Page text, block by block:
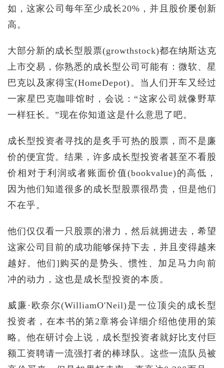
如，这家公司每年至少成长20%，并且股价屡创新
高。
大部分新的成长型股票(growthstock)都在纳斯达克
上市交易，你熟悉的成长型公司可能有：微软、星
巴克以及家得宝(HomeDepot)。当人们开车又经过
一家星巴克咖啡馆时，会说：“这家公司就像野草
一样狂长。”现在你知道这是什么意思了吧。
成长型投资者寻找的是炙手可热的股票，而不是廉
价的便宜货。结果，许多成长型投资者甚至不看股
价相对于利润或者账面价值(bookvalue)的高低，
因为他们知道很多的成长型股票很昂贵，但是他们
不在乎。
他们仅仅看一只股票的潜力，然后就拥进去，希望
这家公司目前的成功能够保持下去，并且变得越来
越好。他们]购买的是势头、惯性、加足马力向前
冲的动力，这也是成长型投资的本质。
威廉·欧奈尔(WilliamO'Neil)是一位顶尖的成长型
投资者，在本书的第2章将会详细介绍他使用的策
略。他在研讨会上说，成长型投资者就好比支付巨
额工资聘请一流强打者的棒球队。这些一流队员被